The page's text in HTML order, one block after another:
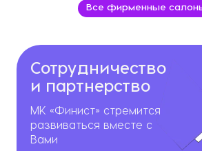
Все фирменные
Сотрудничество
и партнерство
МК «Финист» стремится
развиваться вместе с
Вами